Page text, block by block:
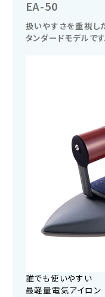
EA-50
扱いやすさを重視し
タンダードモデルです
誰でも使いやすい
最軽量電気アイロン